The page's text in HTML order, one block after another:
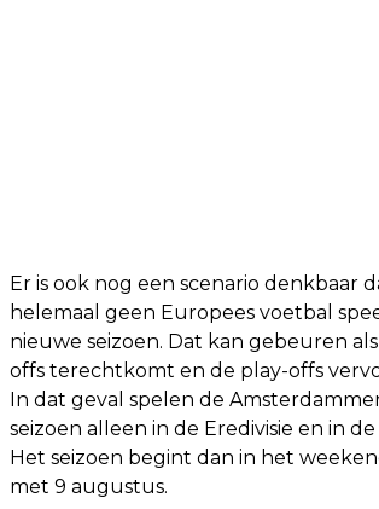
Er is ook nog een scenario denkbaar
helemaal geen Europees voetbal
nieuwe seizoen. Dat kan gebeuren
offs terechtkomt en de play-offs
In dat geval spelen de
seizoen alleen in de Eredivisie en in
Het seizoen begint dan in het
met 9 augustus.